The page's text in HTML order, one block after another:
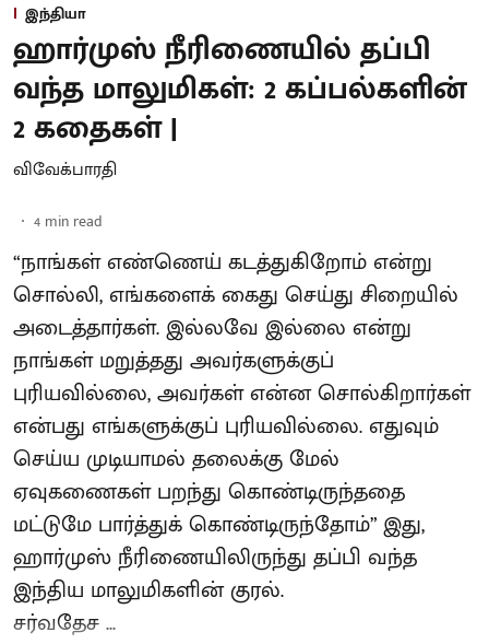
இந்தியா
ஹார்முஸ் நீரிணையில் தப்பி
வந்த மாலுமிகள்: 2 கப்பல்களின்
2 கதைகள் |
விவேக்பாரதி
4 min read
“நாங்கள் எண்ணெய் கடத்துகிறோம் என்று
சொல்லி, எங்களைக் கைது செய்து சிறையில்
அடைத்தார்கள். இல்லவே இல்லை என்று
நாங்கள் மறுத்தது அவர்களுக்குப்
புரியவில்லை, அவர்கள் என்ன சொல்கிறார்கள்
என்பது எங்களுக்குப் புரியவில்லை. எதுவும்
செய்ய முடியாமல் தலைக்கு மேல்
ஏவுகணைகள் பறந்து கொண்டிருந்ததை
மட்டுமே பார்த்துக் கொண்டிருந்தோம்” இது,
ஹார்முஸ் நீரிணையிலிருந்து தப்பி வந்த
இந்திய மாலுமிகளின் குரல்.
சர்வதேச ...